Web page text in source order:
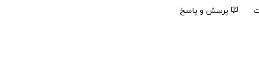
پرسش و پاسخ